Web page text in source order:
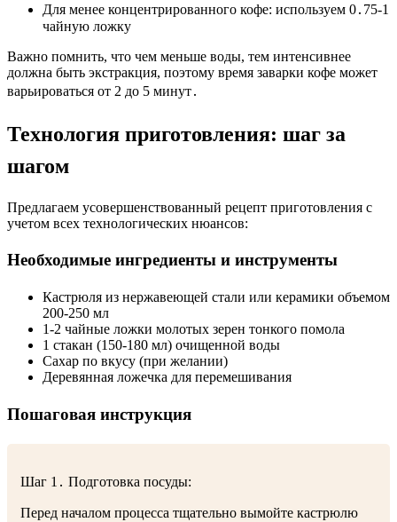
Для менее концентрированного кофе: используем 0․75-1
чайную ложку
Важно помнить, что чем меньше воды, тем интенсивнее
должна быть экстракция, поэтому время заварки кофе может
варьироваться от 2 до 5 минут․
Технология приготовления: шаг за
шагом
Предлагаем усовершенствованный рецепт приготовления с
учетом всех технологических нюансов:
Необходимые ингредиенты и инструменты
Кастрюля из нержавеющей стали или керамики объемом
200-250 мл
1-2 чайные ложки молотых зерен тонкого помола
1 стакан (150-180 мл) очищенной воды
Сахар по вкусу (при желании)
Деревянная ложечка для перемешивания
Пошаговая инструкция
Шаг 1․ Подготовка посуды:
Перед началом процесса тщательно вымойте кастрюлю